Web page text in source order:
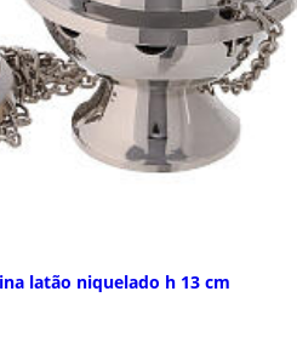
latão niquelado h 13 cm